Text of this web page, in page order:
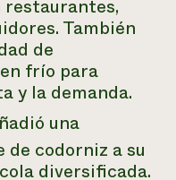
restaurantes,
También
de
frío para
y la demanda.
una
de codorniz a su
diversificada.